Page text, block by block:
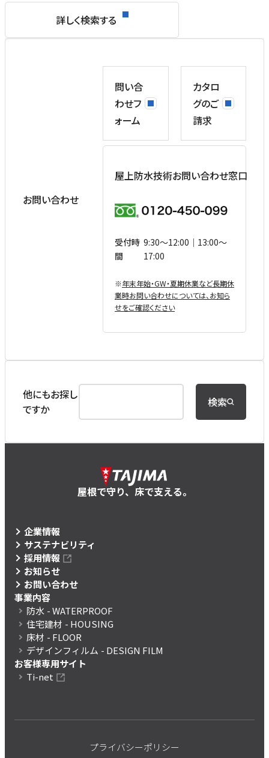
詳しく検索する
お問い合わせ
問い合
わせフ
ォーム
カタロ
グのご
請求
屋上防水技術お問い合わせ窓口
受付時
間
9:30〜12:00｜13:00〜
17:00
※年末年始・GW・夏期休業など⻑期休
業時お問い合わせについては、お知ら
せをご確認ください
他にもお探し
ですか
検索
屋根で守り、床で支える。
企業情報
サステナビリティ
採用情報
お知らせ
お問い合わせ
事業内容
防水 - WATERPROOF
住宅建材 - HOUSING
床材 - FLOOR
デザインフィルム - DESIGN FILM
お客様専用サイト
Ti-net
プライバシーポリシー